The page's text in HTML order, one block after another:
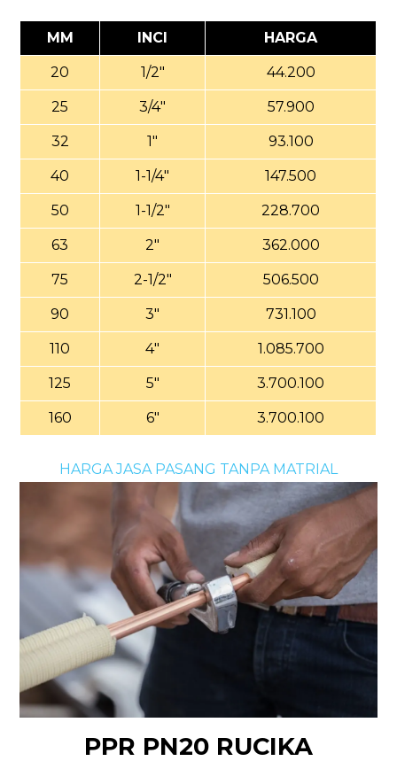
MM INCI HARGA
20 1/2" 44.200
25 3/4" 57.900
32 1" 93.100
40 1-1/4" 147.500
50 1-1/2" 228.700
63 2" 362.000
75 2-1/2" 506.500
90 3" 731.100
110 4" 1.085.700
125 5" 3.700.100
160 6" 3.700.100
HARGA JASA PASANG TANPA MATRIAL
PPR PN20 RUCIKA